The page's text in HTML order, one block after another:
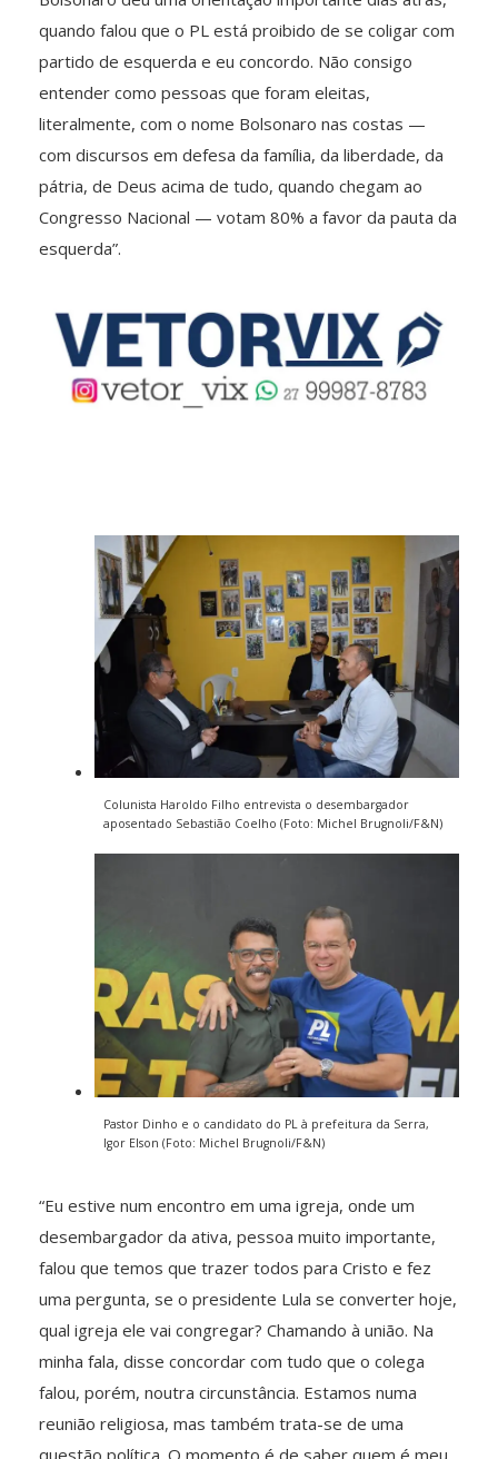
quando falou que o PL está proibido de se coligar com
partido de esquerda e eu concordo. Não consigo
entender como pessoas que foram eleitas,
literalmente, com o nome Bolsonaro nas costas —
com discursos em defesa da família, da liberdade, da
pátria, de Deus acima de tudo, quando chegam ao
Congresso Nacional — votam 80% a favor da pauta da
esquerda”.
Colunista Haroldo Filho entrevista o desembargador
aposentado Sebastião Coelho (Foto: Michel Brugnoli/F&N)
Pastor Dinho e o candidato do PL à prefeitura da Serra,
Igor Elson (Foto: Michel Brugnoli/F&N)
“Eu estive num encontro em uma igreja, onde um
desembargador da ativa, pessoa muito importante,
falou que temos que trazer todos para Cristo e fez
uma pergunta, se o presidente Lula se converter hoje,
qual igreja ele vai congregar? Chamando à união. Na
minha fala, disse concordar com tudo que o colega
falou, porém, noutra circunstância. Estamos numa
reunião religiosa, mas também trata-se de uma
questão política. O momento é de saber quem é meu